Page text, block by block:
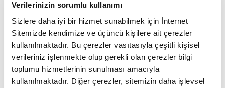
Verilerinizin sorumlu kullanımı
Sizlere daha iyi bir hizmet sunabilmek için İnternet
Sitemizde kendimize ve üçüncü kişilere ait çerezler
kullanılmaktadır. Bu çerezler vasıtasıyla çeşitli kişisel
verileriniz işlenmekte olup gerekli olan çerezler bilgi
toplumu hizmetlerinin sunulması amacıyla
kullanılmaktadır. Diğer çerezler, sitemizin daha işlevsel
dünyanın ise beşinci yüksek barajı olarak öne
çıkıyor.
İki yıl önce devreye alınan Yusufeli HES, yılda
yaklaşık 1827 gigavatsaat elektrik üretiyor. Bu